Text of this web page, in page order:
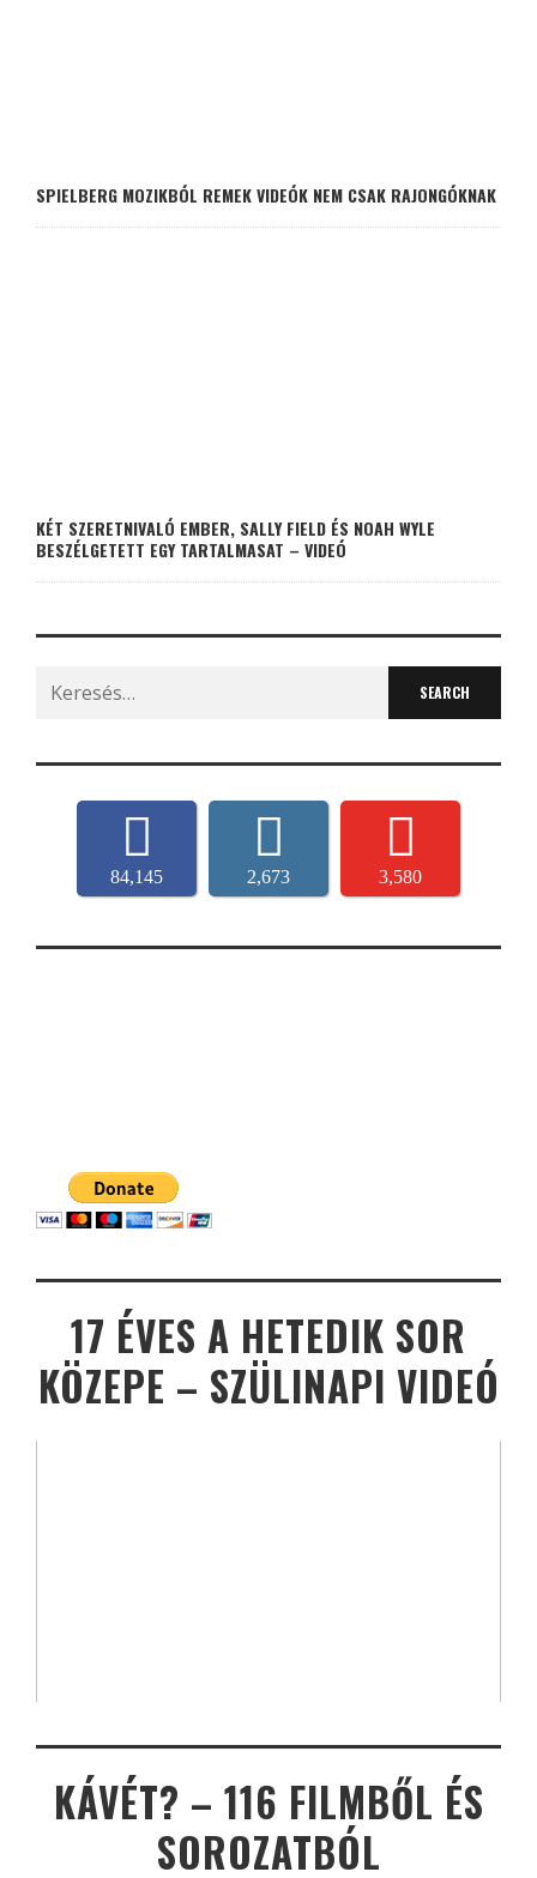
SPIELBERG MOZIKBÓL REMEK VIDEÓK NEM CSAK RAJONGÓKNAK
KÉT SZERETNIVALÓ EMBER, SALLY FIELD ÉS NOAH WYLE
BESZÉLGETETT EGY TARTALMASAT – VIDEÓ
Search
for:
84,145 2,673 3,580
17 ÉVES A HETEDIK SOR
KÖZEPE – SZÜLINAPI VIDEÓ
KÁVÉT? – 116 FILMBŐL ÉS
SOROZATBÓL